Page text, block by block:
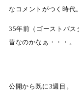
なコメントがつく時代。
35年前（ゴーストバス
昔なのかなぁ・・・。
公開から既に3週目。